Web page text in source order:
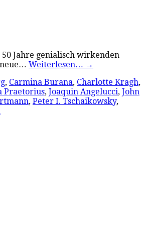
Jahre genialisch wirkenden
Weiterlesen… →
, Carmina Burana, Charlotte Kragh,
Praetorius, Joaquin Angelucci, John
, Peter I. Tschaikowsky,